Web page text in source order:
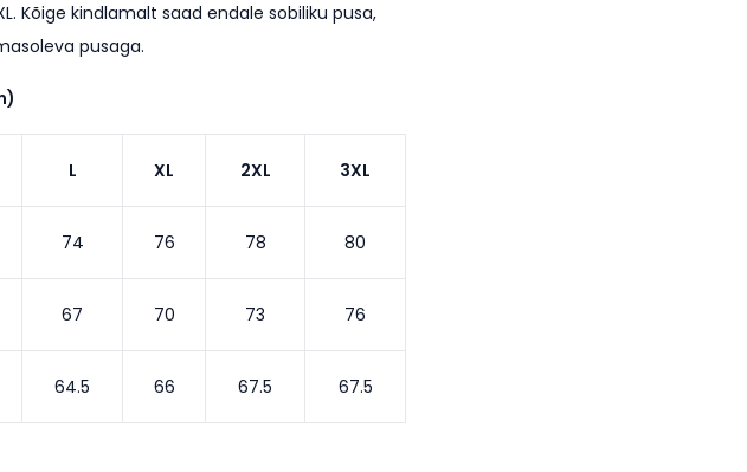
Kõige kindlamalt saad endale sobiliku pusa,
pusaga.
L XL 2XL 3XL
74 76 78 80
67 70 73 76
64.5 66 67.5 67.5